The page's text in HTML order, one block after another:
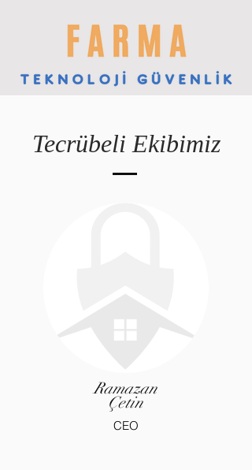
Tecrübeli Ekibimiz
Ramazan
Çetin
CEO